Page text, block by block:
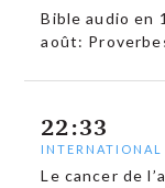
Bible audio en
août:
22:33
INTERNATIONAL
Le cancer de